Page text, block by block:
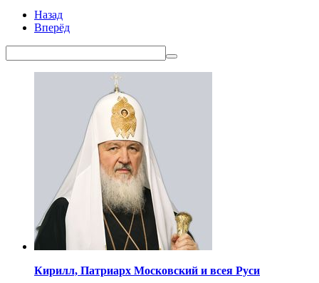
Назад
Вперёд
Кирилл, Патриарх Московский и всея Руси